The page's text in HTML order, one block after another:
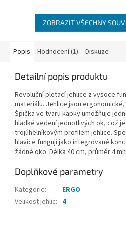
ZOBRAZIT VŠECHNY
Popis Hodnocení (1) Diskuze
Detailní popis produktu
Revoluční pletací jehlice z vysoce
materiálu. Jehlice jsou
Špička ve tvaru kapky umožňuje
hladké vedení jednotlivých ok, což
trojúhelníkovým profilem jehlice.
hlavice fungují jako integrované
žádné oko. Délka 40 cm, průměr 4
Doplňkové parametry
Kategorie:
ERGO
Velikost jehlic: 4